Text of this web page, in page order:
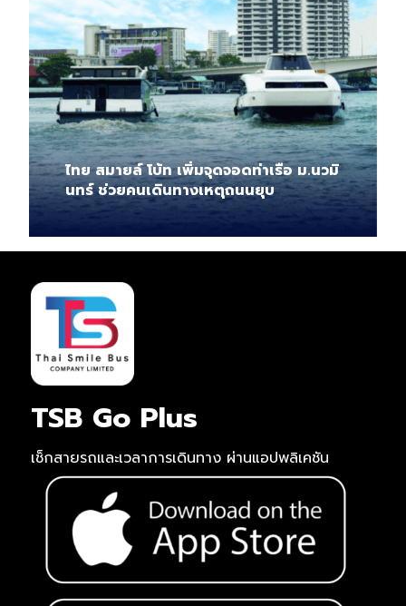
ไทย สมายล์ โบ้ท เพิ่มจุดจอดท่าเรือ ม.นวมิ
นทร์ ช่วยคนเดินทางเหตุถนนยุบ
TSB Go Plus
เช็กสายรถและเวลาการเดินทาง ผ่านแอปพลิเคชัน